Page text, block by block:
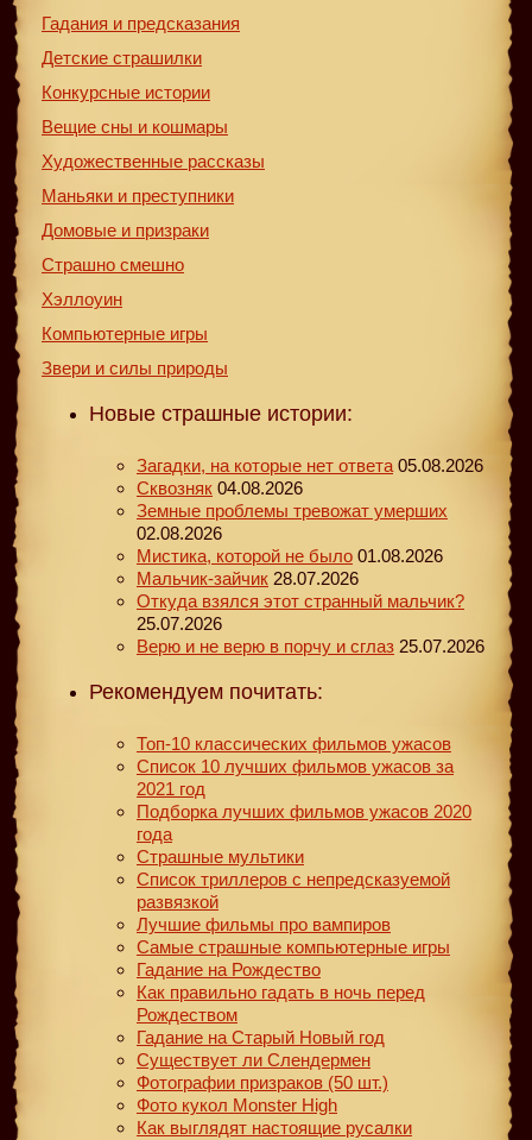
Гадания и предсказания
Детские страшилки
Конкурсные истории
Вещие сны и кошмары
Художественные рассказы
Маньяки и преступники
Домовые и призраки
Страшно смешно
Хэллоуин
Компьютерные игры
Звери и силы природы
Новые страшные истории:
Загадки, на которые нет ответа 05.08.2026
Сквозняк 04.08.2026
Земные проблемы тревожат умерших
02.08.2026
Мистика, которой не было 01.08.2026
Мальчик-зайчик 28.07.2026
Откуда взялся этот странный мальчик?
25.07.2026
Верю и не верю в порчу и сглаз 25.07.2026
Рекомендуем почитать:
Топ-10 классических фильмов ужасов
Список 10 лучших фильмов ужасов за
2021 год
Подборка лучших фильмов ужасов 2020
года
Страшные мультики
Список триллеров с непредсказуемой
развязкой
Лучшие фильмы про вампиров
Самые страшные компьютерные игры
Гадание на Рождество
Как правильно гадать в ночь перед
Рождеством
Гадание на Старый Новый год
Существует ли Слендермен
Фотографии призраков (50 шт.)
Фото кукол Monster High
Как выглядят настоящие русалки